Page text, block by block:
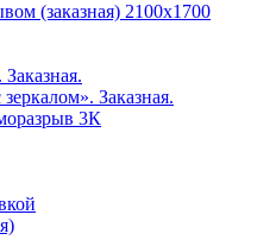
(заказная) 2100х1700
Заказная.
3К